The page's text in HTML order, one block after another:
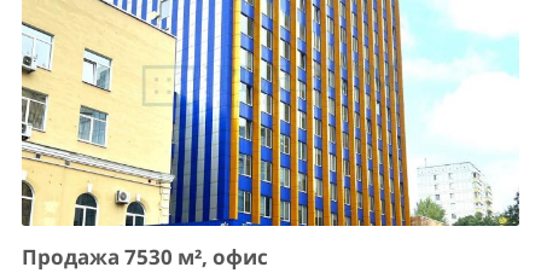
Продажа 7530 м², офис